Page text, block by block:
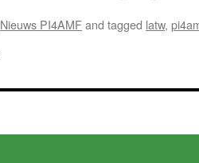
Nieuws PI4AMFand tagged latw,